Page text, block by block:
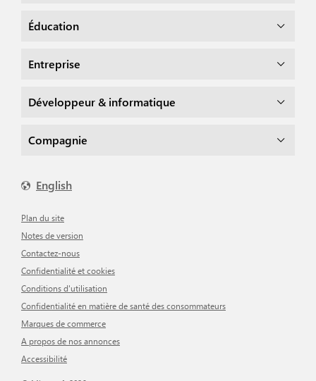
Éducation
Entreprise
Développeur & informatique
Compagnie
English
Plan du site
Notes de version
Contactez-nous
Confidentialité et cookies
Conditions d'utilisation
Confidentialité en matière de santé des consommateurs
Marques de commerce
A propos de nos annonces
Accessibilité